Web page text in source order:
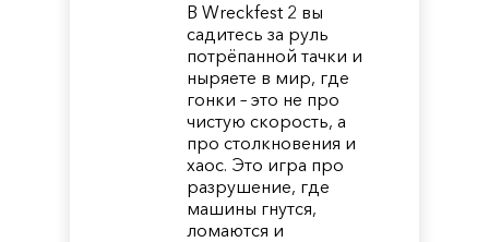
В Wreckfest 2 вы
садитесь за руль
потрёпанной тачки и
ныряете в мир, где
гонки – это не про
чистую скорость, а
про столкновения и
хаос. Это игра про
разрушение, где
машины гнутся,
ломаются и